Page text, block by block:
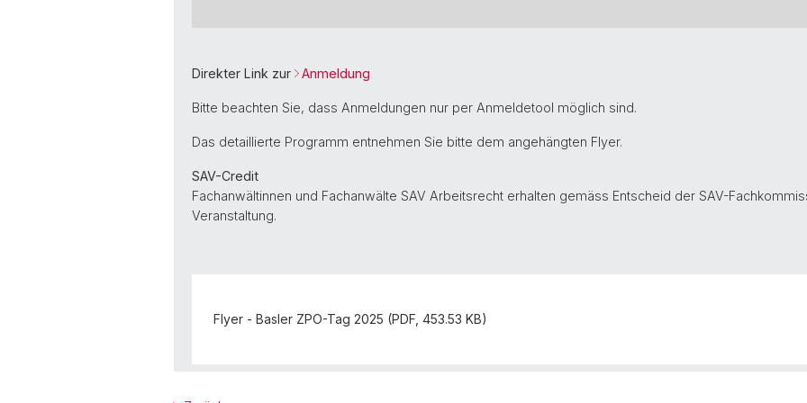
Direkter Link zur Anmeldung
Bitte beachten Sie, dass Anmeldungen nur per Anmeldetool möglich sind.
Das detaillierte Programm entnehmen Sie bitte dem angehängten Flyer.
SAV-Credit
Fachanwältinnen und Fachanwälte SAV Arbeitsrecht erhalten gemäss Entscheid der SAV-
Veranstaltung.
Flyer - Basler ZPO-Tag 2025 (PDF, 453.53 KB)